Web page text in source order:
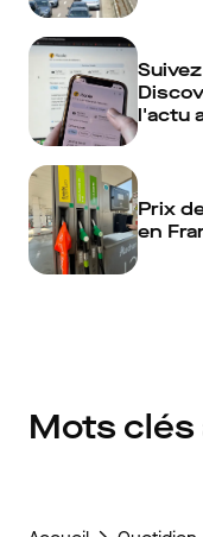
l'actu
Prix
en
Mots